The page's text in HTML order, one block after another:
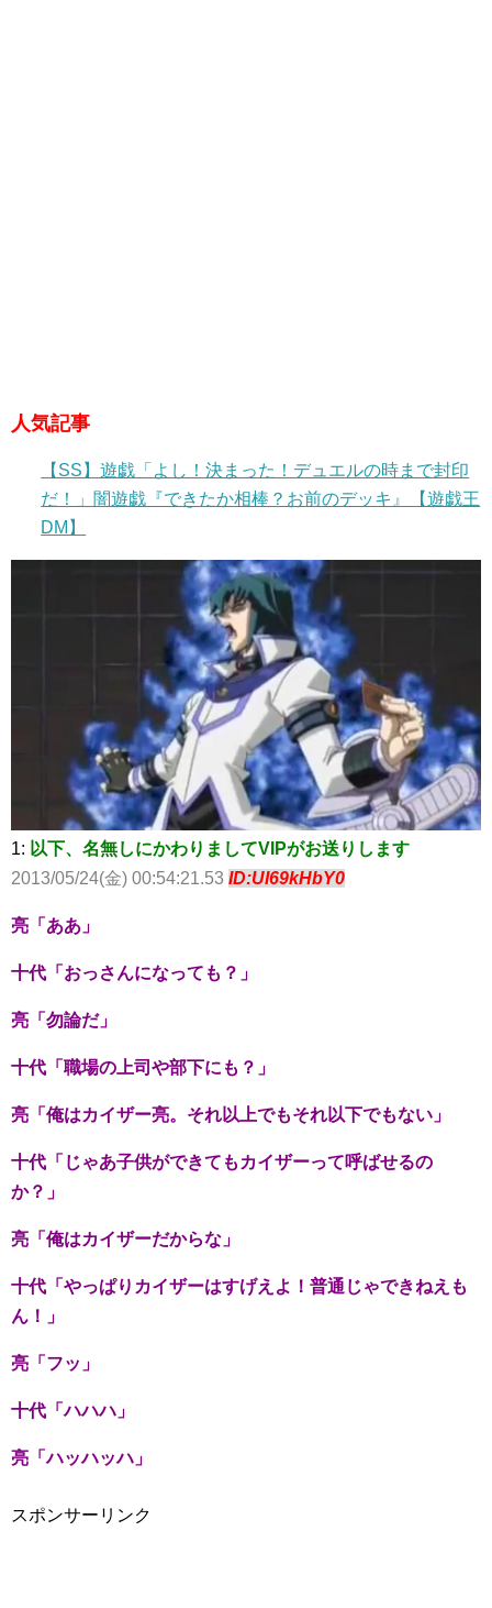
人気記事
【SS】遊戯「よし！決まった！デュエルの時まで封印
だ！」闇遊戯『できたか相棒？お前のデッキ』【遊戯王
DM】
1: 以下、名無しにかわりましてVIPがお送りします
2013/05/24(金) 00:54:21.53 ID:UI69kHbY0
亮「ああ」
十代「おっさんになっても？」
亮「勿論だ」
十代「職場の上司や部下にも？」
亮「俺はカイザー亮。それ以上でもそれ以下でもない」
十代「じゃあ子供ができてもカイザーって呼ばせるの
か？」
亮「俺はカイザーだからな」
十代「やっぱりカイザーはすげえよ！普通じゃできねえも
ん！」
亮「フッ」
十代「ハハハ」
亮「ハッハッハ」
スポンサーリンク